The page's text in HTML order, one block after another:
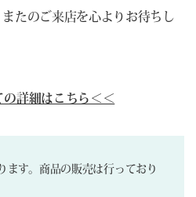
たのご来店を心よりお待ちし
詳細はこちら＜＜
す。商品の販売は行っており